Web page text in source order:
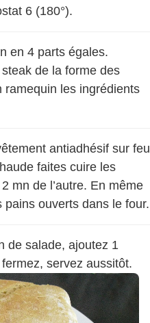
6 (180°).
en 4 parts égales.
de la forme des
ramequin les ingrédients
antiadhésif sur feu
faites cuire les
mn de l’autre. En même
ouverts dans le four.
de salade, ajoutez 1
servez aussitôt.